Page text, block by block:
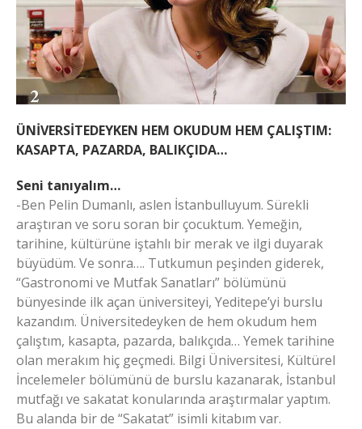
ÜNİVERSİTEDEYKEN HEM OKUDUM HEM ÇALIŞTIM:
KASAPTA, PAZARDA, BALIKÇIDA…
Seni tanıyalım…
-Ben Pelin Dumanlı, aslen İstanbulluyum. Sürekli
araştıran ve soru soran bir çocuktum. Yemeğin,
tarihine, kültürüne iştahlı bir merak ve ilgi duyarak
büyüdüm. Ve sonra…. Tutkumun peşinden giderek,
“Gastronomi ve Mutfak Sanatları” bölümünü
bünyesinde ilk açan üniversiteyi, Yeditepe’yi burslu
kazandım. Üniversitedeyken de hem okudum hem
çalıştım, kasapta, pazarda, balıkçıda… Yemek tarihine
olan merakım hiç geçmedi. Bilgi Üniversitesi, Kültürel
İncelemeler bölümünü de burslu kazanarak, İstanbul
mutfağı ve sakatat konularında araştırmalar yaptım.
Bu alanda bir de “Sakatat” isimli kitabım var.